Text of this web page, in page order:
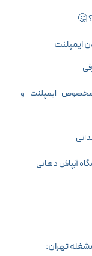
🤔
ایمپلنت
ایمپلنت و
تهران: